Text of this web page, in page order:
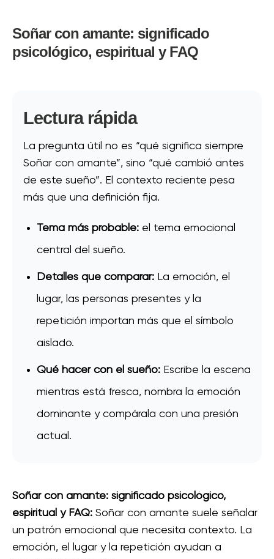
Soñar con amante: significado
psicológico, espiritual y FAQ
Lectura rápida
La pregunta útil no es “qué significa siempre
Soñar con amante”, sino “qué cambió antes
de este sueño”. El contexto reciente pesa
más que una definición fija.
Tema más probable: el tema emocional
central del sueño.
Detalles que comparar: La emoción, el
lugar, las personas presentes y la
repetición importan más que el símbolo
aislado.
Qué hacer con el sueño: Escribe la escena
mientras está fresca, nombra la emoción
dominante y compárala con una presión
actual.
Soñar con amante: significado psicológico,
espiritual y FAQ: Soñar con amante suele señalar
un patrón emocional que necesita contexto. La
emoción, el lugar y la repetición ayudan a